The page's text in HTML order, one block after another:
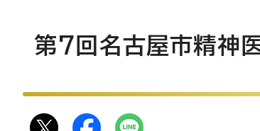
第7回名古屋市精神医